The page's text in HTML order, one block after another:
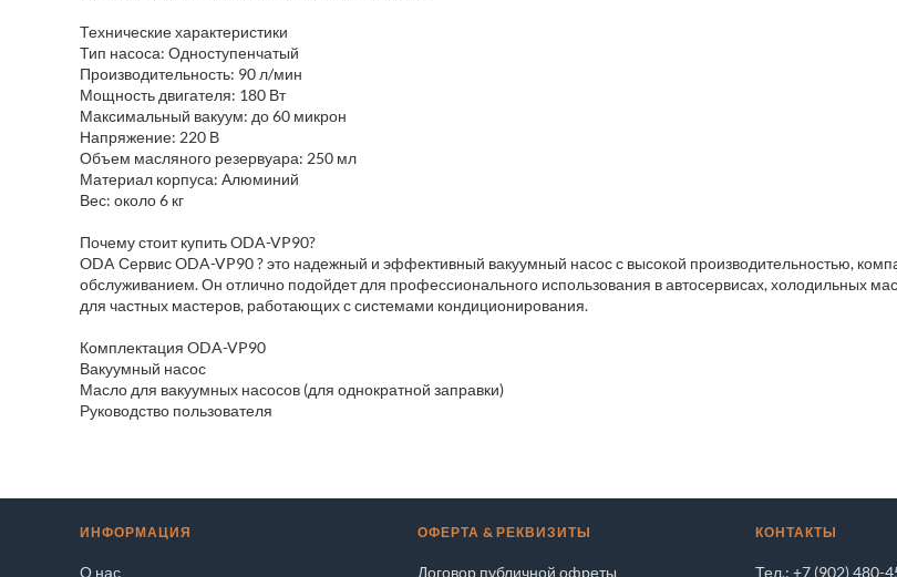
Технические характеристики
Тип насоса: Одноступенчатый
Производительность: 90 л/мин
Мощность двигателя: 180 Вт
Максимальный вакуум: до 60 микрон
Напряжение: 220 В
Объем масляного резервуара: 250 мл
Материал корпуса: Алюминий
Вес: около 6 кг
Почему стоит купить ODA-VP90?
ODA Сервис ODA-VP90 ? это надежный и эффективный вакуумный насос с высокой производительностью,
обслуживанием. Он отлично подойдет для профессионального использования в автосервисах, холодильных
для частных мастеров, работающих с системами кондиционирования.
Комплектация ODA-VP90
Вакуумный насос
Масло для вакуумных насосов (для однократной заправки)
Руководство пользователя
ИНФОРМАЦИЯ
О нас
ОФЕРТА & РЕКВИЗИТЫ
Договор публичной офреты
КОНТАКТЫ
Тел.: +7 (902) 480-